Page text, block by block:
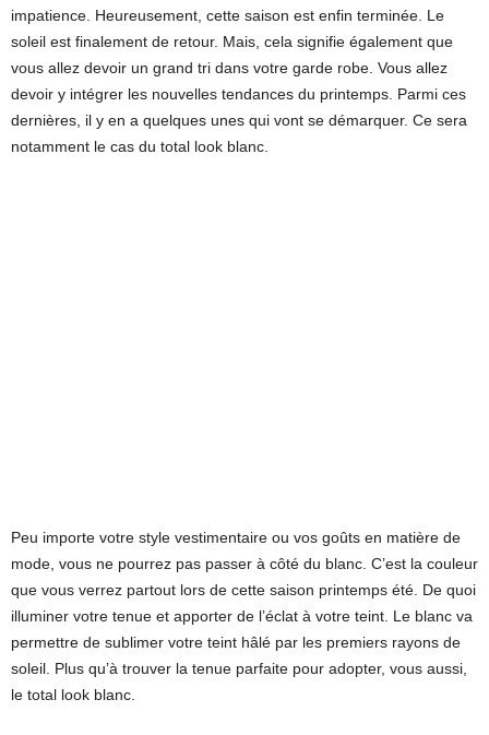
impatience. Heureusement, cette saison est enfin terminée. Le
soleil est finalement de retour. Mais, cela signifie également que
vous allez devoir un grand tri dans votre garde robe. Vous allez
devoir y intégrer les nouvelles tendances du printemps. Parmi ces
dernières, il y en a quelques unes qui vont se démarquer. Ce sera
notamment le cas du total look blanc.
Peu importe votre style vestimentaire ou vos goûts en matière de
mode, vous ne pourrez pas passer à côté du blanc. C’est la couleur
que vous verrez partout lors de cette saison printemps été. De quoi
illuminer votre tenue et apporter de l’éclat à votre teint. Le blanc va
permettre de sublimer votre teint hâlé par les premiers rayons de
soleil. Plus qu’à trouver la tenue parfaite pour adopter, vous aussi,
le total look blanc.